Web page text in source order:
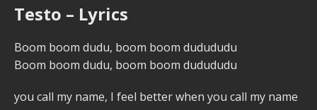
Testo – Lyrics
Boom boom dudu, boom boom dudududu
Boom boom dudu, boom boom dudududu
you call my name, I feel better when you call my name